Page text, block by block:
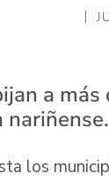
a
nariñense.
los